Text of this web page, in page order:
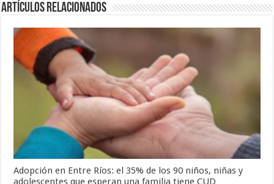
Artículos Relacionados
Adopción en Entre Ríos: el 35% de los 90 niños, niñas y